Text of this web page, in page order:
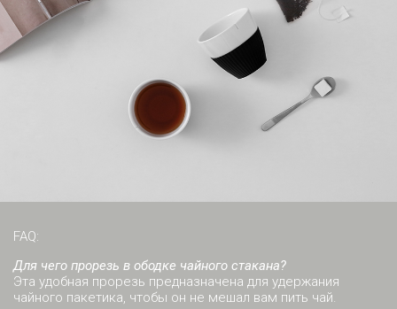
FAQ:
Для чего прорезь в ободке чайного стакана?
Эта удобная прорезь предназначена для удержания
чайного пакетика, чтобы он не мешал вам пить чай.